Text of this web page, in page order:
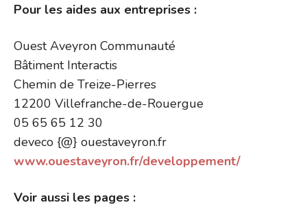
Pour les aides aux entreprises :
Ouest Aveyron Communauté
Bâtiment Interactis
Chemin de Treize-Pierres
12200 Villefranche-de-Rouergue
05 65 65 12 30
deveco {@} ouestaveyron.fr
www.ouestaveyron.fr/developpement/
Voir aussi les pages :